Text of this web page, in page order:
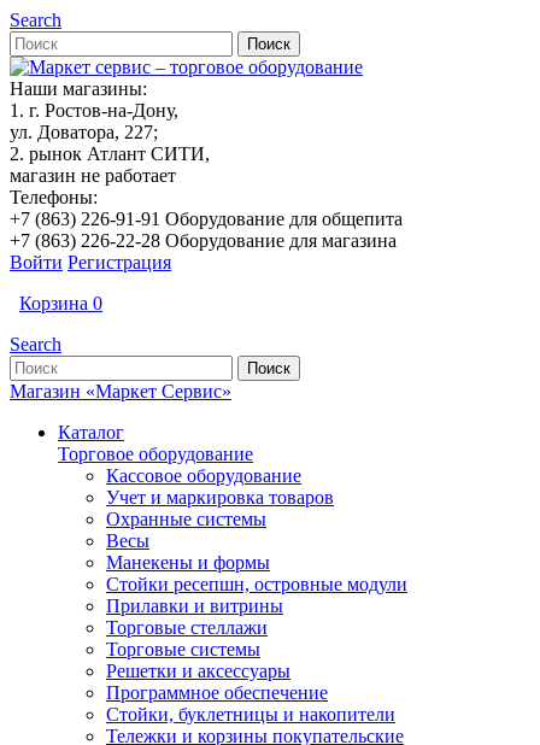
Search
Наши магазины:
1. г. Ростов-на-Дону,
ул. Доватора, 227;
2. рынок Атлант СИТИ,
магазин не работает
Телефоны:
+7 (863) 226-91-91 Оборудование для общепита
+7 (863) 226-22-28 Оборудование для магазина
Войти Регистрация
Корзина 0
Search
Магазин «Маркет Сервис»
Каталог
Торговое оборудование
Кассовое оборудование
Учет и маркировка товаров
Охранные системы
Весы
Манекены и формы
Стойки ресепшн, островные модули
Прилавки и витрины
Торговые стеллажи
Торговые системы
Решетки и аксессуары
Программное обеспечение
Стойки, буклетницы и накопители
Тележки и корзины покупательские